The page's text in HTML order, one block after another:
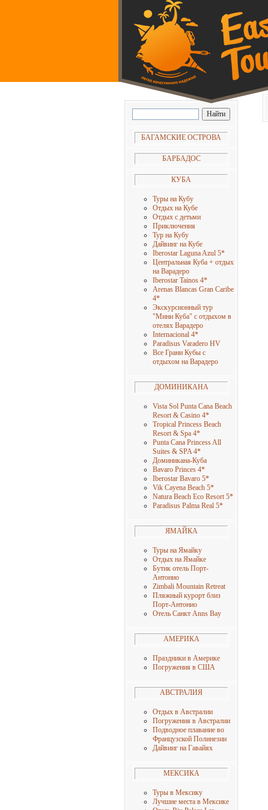
БАГАМСКИЕ ОСТРОВА
БАРБАДОС
КУБА
Туры на Кубу
Отдых на Кубе
Отдых с детьми
Приключения
Тур на Кубу
Дайвинг на Кубе
Iberostar Laguna Azul 5*
Центральная Куба + отдых
на Варадеро
Iberostar Tainos 4*
Arenas Blancas Gran Caribe
4*
Экскурсионный тур
"Мини Куба" с отдыхом в
отелях Варадеро
Internacional 4*
Paradisus Varadero HV
Все Грани Кубы с
отдыхом на Варадеро
ДОМИНИКАНА
Vista Sol Punta Cana Beach
Resort & Casino 4*
Tropical Princess Beach
Resort & Spa 4*
Punta Cana Princess All
Suites & SPA 4*
Доминикана-Куба
Bavaro Princes 4*
Iberostar Bavaro 5*
Vik Cayena Beach 5*
Natura Beach Eco Resort 5*
Paradisus Palma Real 5*
ЯМАЙКА
Туры на Ямайку
Отдых на Ямайке
Бутик отель Порт-
Антонио
Zimbali Mountain Retreat
Пляжный курорт близ
Порт-Антонио
Отель Санкт Anns Bay
АМЕРИКА
Праздники в Америке
Погружения в США
АВСТРАЛИЯ
Отдых в Австралии
Погружения в Австралии
Подводное плавание во
Французской Полинезии
Дайвинг на Гавайях
МЕКСИКА
Туры в Мексику
Лучшие места в Мексике